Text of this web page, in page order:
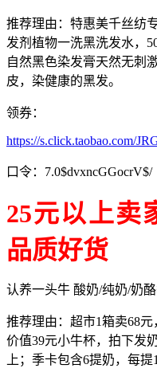
推荐理由：特惠美千丝纺
发剂植物一洗黑洗发水，
自然黑色染发膏天然无刺
皮，染健康的黑发。
领券：
https://s.click.taobao.com/
口令：7.0$dvxncGGocrV$/
25元以上卖
品质好货
认养一头牛 酸奶/纯奶/奶酪
推荐理由：超市1箱卖68
价值39元小牛杯，拍下发
上；季卡包含6提奶，每